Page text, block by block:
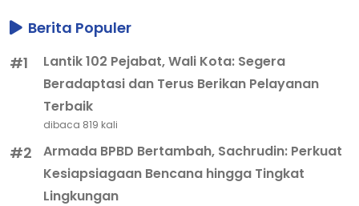
Berita Populer
#1
Lantik 102 Pejabat, Wali Kota: Segera
Beradaptasi dan Terus Berikan Pelayanan
Terbaik
dibaca 819 kali
#2
Armada BPBD Bertambah, Sachrudin: Perkuat
Kesiapsiagaan Bencana hingga Tingkat
Lingkungan